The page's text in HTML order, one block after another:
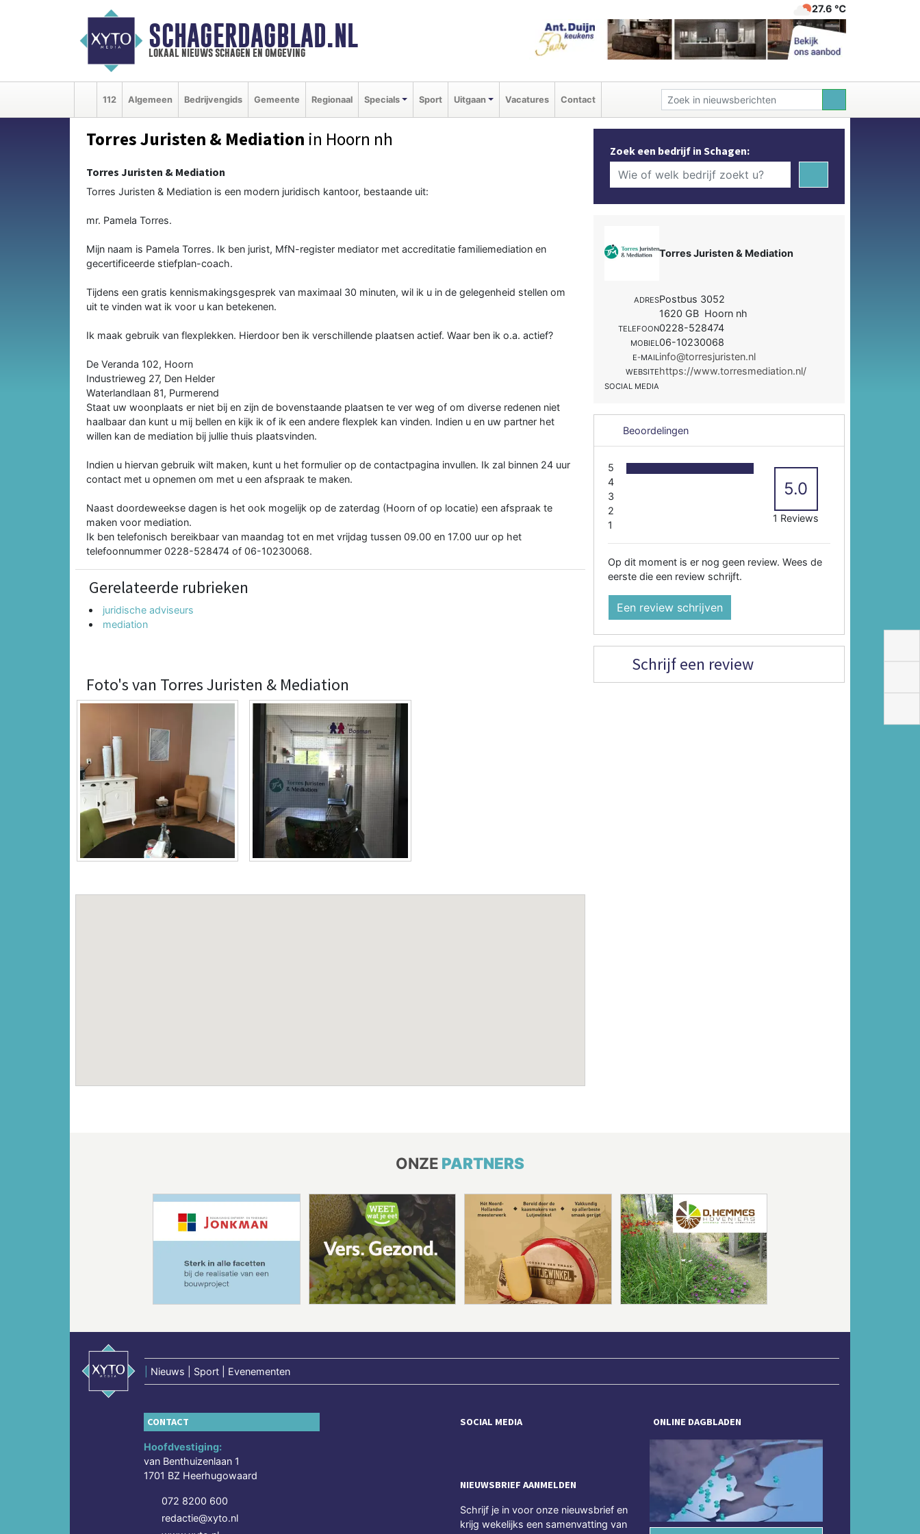
SCHAGERDAGBLAD.NL
lokaal nieuws schagen en omgeving
27.6 ℃
112 Algemeen Bedrijvengids Gemeente Regionaal Specials Sport Uitgaan Vacatures Contact
Torres Juristen & Mediation in Hoorn nh
Torres Juristen & Mediation
Torres Juristen & Mediation is een modern juridisch kantoor, bestaande uit:
mr. Pamela Torres.
Mijn naam is Pamela Torres. Ik ben jurist, MfN-register mediator met accreditatie familiemediation en
gecertificeerde stiefplan-coach.
Tijdens een gratis kennismakingsgesprek van maximaal 30 minuten, wil ik u in de gelegenheid stellen om
uit te vinden wat ik voor u kan betekenen.
Ik maak gebruik van flexplekken. Hierdoor ben ik verschillende plaatsen actief. Waar ben ik o.a. actief?
De Veranda 102, Hoorn
Industrieweg 27, Den Helder
Waterlandlaan 81, Purmerend
Staat uw woonplaats er niet bij en zijn de bovenstaande plaatsen te ver weg of om diverse redenen niet
haalbaar dan kunt u mij bellen en kijk ik of ik een andere flexplek kan vinden. Indien u en uw partner het
willen kan de mediation bij jullie thuis plaatsvinden.
Indien u hiervan gebruik wilt maken, kunt u het formulier op de contactpagina invullen. Ik zal binnen 24 uur
contact met u opnemen om met u een afspraak te maken.
Naast doordeweekse dagen is het ook mogelijk op de zaterdag (Hoorn of op locatie) een afspraak te
maken voor mediation.
Ik ben telefonisch bereikbaar van maandag tot en met vrijdag tussen 09.00 en 17.00 uur op het
telefoonnummer 0228-528474 of 06-10230068.
Gerelateerde rubrieken
juridische adviseurs
mediation
Foto's van Torres Juristen & Mediation
Zoek een bedrijf in Schagen:
Torres Juristen & Mediation
ADRESPostbus 3052
1620 GB Hoorn nh
TELEFOON0228-528474
MOBIEL06-10230068
E-MAILinfo@torresjuristen.nl
WEBSITEhttps://www.torresmediation.nl/
SOCIAL MEDIA
Beoordelingen
5
4
3
2
1
5.0
1 Reviews
Op dit moment is er nog geen review. Wees de
eerste die een review schrijft.
Een review schrijven
Schrijf een review
ONZE PARTNERS
Nieuws | Sport | Evenementen
CONTACT
Hoofdvestiging:
van Benthuizenlaan 1
1701 BZ Heerhugowaard
072 8200 600
redactie@xyto.nl
SOCIAL MEDIA
NIEUWSBRIEF AANMELDEN
Schrijf je in voor onze nieuwsbrief en
krijg wekelijks een samenvatting van
ONLINE DAGBLADEN